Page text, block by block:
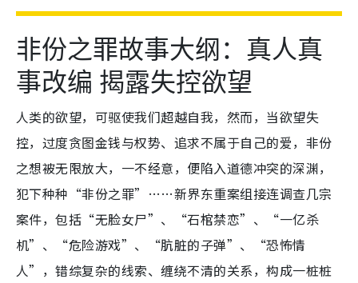
非份之罪故事大纲：真人真
事改编 揭露失控欲望
人类的欲望，可驱使我们超越自我，然而，当欲望失
控，过度贪图金钱与权势、追求不属于自己的爱，非份
之想被无限放大，一不经意，便陷入道德冲突的深渊，
犯下种种“非份之罪”……新界东重案组接连调查几宗
案件，包括“无脸女尸”、“石棺禁恋”、“一亿杀
机”、“危险游戏”、“肮脏的子弹”、“恐怖情
人”，错综复杂的线索、缠绕不清的关系，构成一桩桩